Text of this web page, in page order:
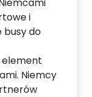
i
busy do
element
Niemcy